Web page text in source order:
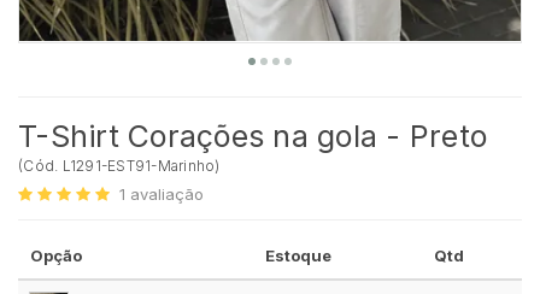
T-Shirt Corações na gola - Preto
(Cód. L1291-EST91-Marinho)
1 avaliação
Opção Estoque Qtd